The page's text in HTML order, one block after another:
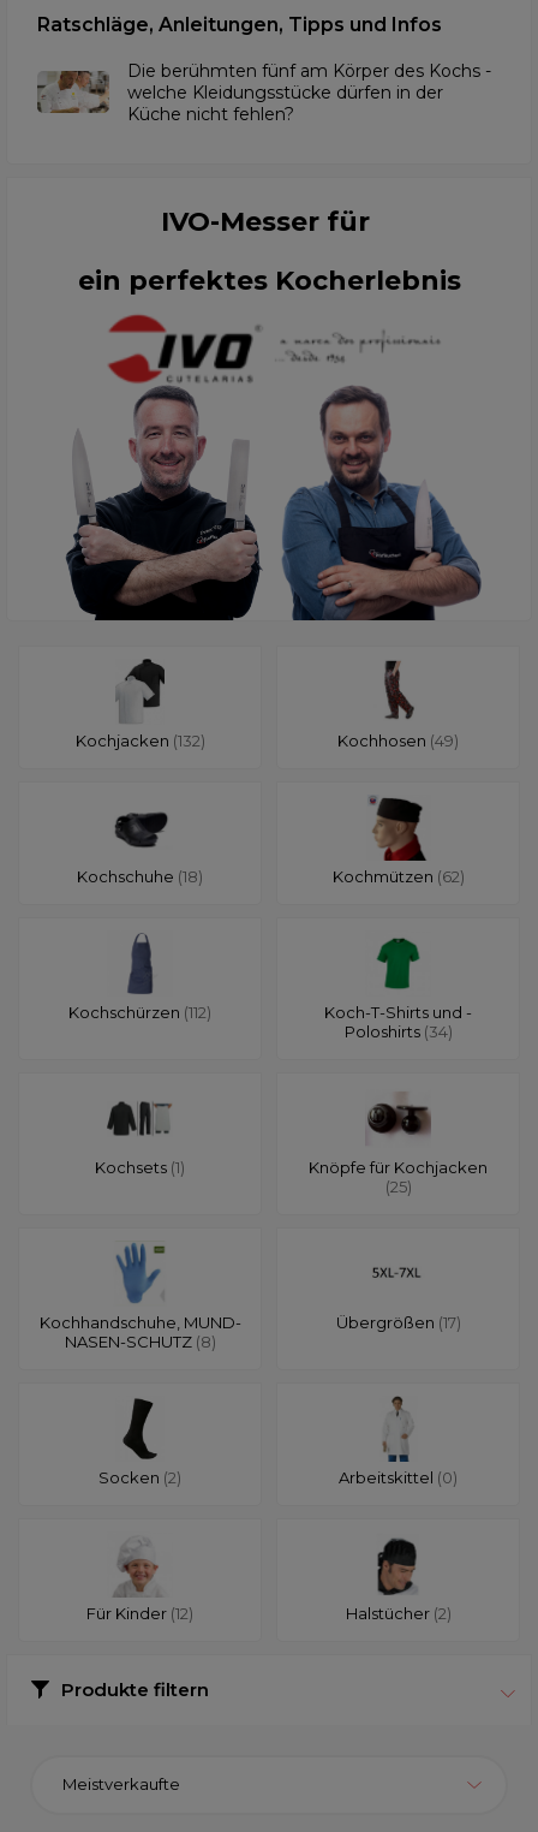
Ratschläge, Anleitungen, Tipps und Infos
Die berühmten fünf am Körper des Kochs -
welche Kleidungsstücke dürfen in der
Küche nicht fehlen?
IVO-Messer für
ein perfektes Kocherlebnis
Kochjacken (132) Kochhosen (49)
Kochschuhe (18) Kochmützen (62)
Kochschürzen (112)
Koch-T-Shirts und -
Poloshirts (34)
Kochsets (1)
Knöpfe für Kochjacken
(25)
Kochhandschuhe, MUND-
NASEN-SCHUTZ (8)
Übergrößen (17)
Socken (2) Arbeitskittel (0)
Für Kinder (12) Halstücher (2)
Produkte filtern
Meistverkaufte